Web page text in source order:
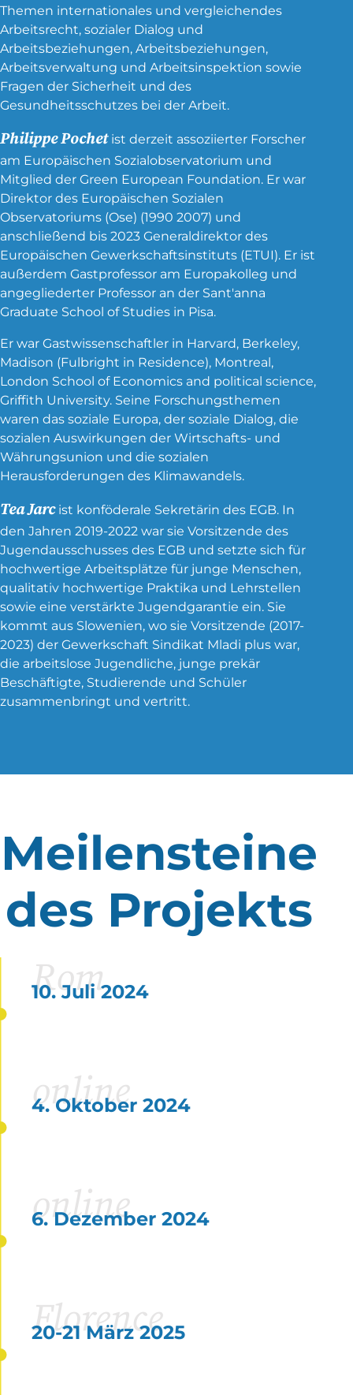
Themen internationales und vergleichendes
Arbeitsrecht, sozialer Dialog und
Arbeitsbeziehungen, Arbeitsbeziehungen,
Arbeitsverwaltung und Arbeitsinspektion sowie
Fragen der Sicherheit und des
Gesundheitsschutzes bei der Arbeit.
Philippe Pochetist derzeit assoziierter Forscher
am Europäischen Sozialobservatorium und
Mitglied der Green European Foundation. Er war
Direktor des Europäischen Sozialen
Observatoriums (Ose) (1990 2007) und
anschließend bis 2023 Generaldirektor des
Europäischen Gewerkschaftsinstituts (ETUI). Er ist
außerdem Gastprofessor am Europakolleg und
angegliederter Professor an der Sant'anna
Graduate School of Studies in Pisa.
Er war Gastwissenschaftler in Harvard, Berkeley,
Madison (Fulbright in Residence), Montreal,
London School of Economics and political science,
Griffith University. Seine Forschungsthemen
waren das soziale Europa, der soziale Dialog, die
sozialen Auswirkungen der Wirtschafts- und
Währungsunion und die sozialen
Herausforderungen des Klimawandels.
Tea Jarcist konföderale Sekretärin des EGB. In
den Jahren 2019-2022 war sie Vorsitzende des
Jugendausschusses des EGB und setzte sich für
hochwertige Arbeitsplätze für junge Menschen,
qualitativ hochwertige Praktika und Lehrstellen
sowie eine verstärkte Jugendgarantie ein. Sie
kommt aus Slowenien, wo sie Vorsitzende (2017-
2023) der Gewerkschaft Sindikat Mladi plus war,
die arbeitslose Jugendliche, junge prekär
Beschäftigte, Studierende und Schüler
zusammenbringt und vertritt.
Meilensteine
des Projekts
10. Juli 2024
Rom
4. Oktober 2024
online
6. Dezember 2024
online
20-21 März 2025
Florence